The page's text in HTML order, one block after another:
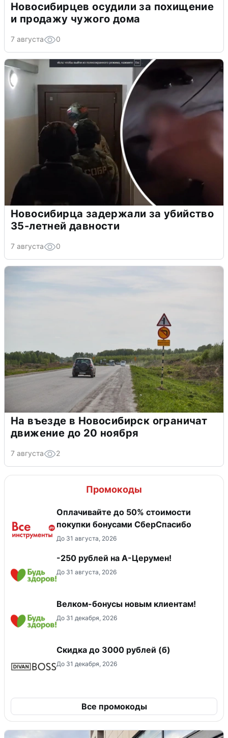
Новосибирцев осудили за похищение
и продажу чужого дома
7 августа 0
Новосибирца задержали за убийство
35-летней давности
7 августа 0
На въезде в Новосибирск ограничат
движение до 20 ноября
7 августа 2
Промокоды
Оплачивайте до 50% стоимости
покупки бонусами СберСпасибо
До 31 августа, 2026
-250 рублей на А-Церумен!
До 31 августа, 2026
Велком-бонусы новым клиентам!
До 31 декабря, 2026
Скидка до 3000 рублей (б)
До 31 декабря, 2026
Все промокоды